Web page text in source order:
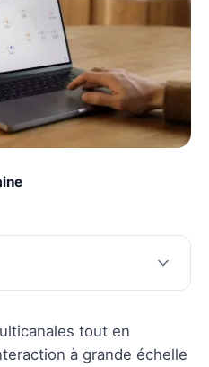
marketing
vos
tout en
à grande échelle